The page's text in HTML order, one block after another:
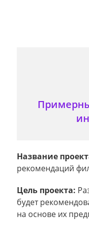
Название
рекомендаций
Цель проекта:
будет
на основе их